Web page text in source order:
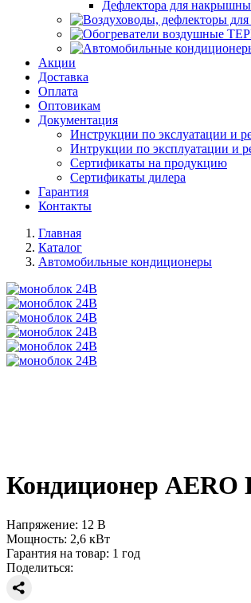
Дефлектора для
Акции
Доставка
Оплата
Оптовикам
Документация
Инструкции по экслуатации и
Интрукции по эксплуатации и
Сертификаты на продукцию
Сертификаты дилера
Гарантия
Контакты
Главная
Каталог
Автомобильные кондиционеры
Кондиционер AERO
Напряжение: 12 В
Мощность: 2,6 кВт
Гарантия на товар: 1 год
Поделиться: